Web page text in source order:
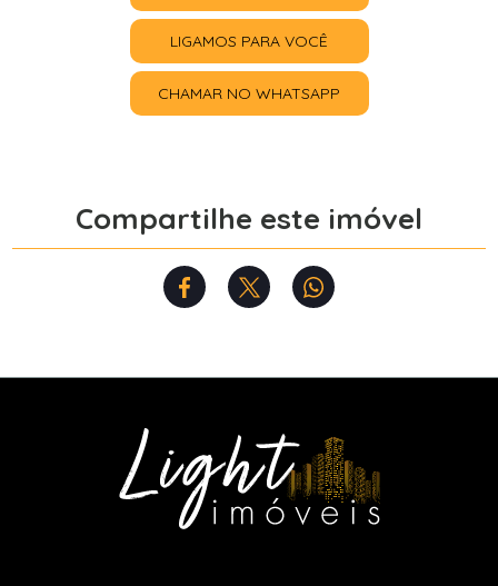
LIGAMOS PARA VOCÊ
CHAMAR NO WHATSAPP
Compartilhe este imóvel